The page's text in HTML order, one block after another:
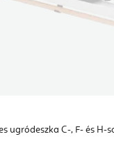
ugródeszka C-, F- és H-